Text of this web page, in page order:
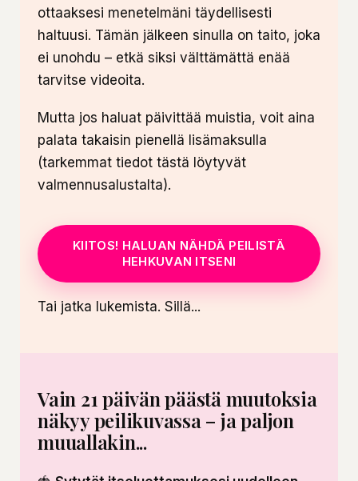
ottaaksesi menetelmäni täydellisesti
haltuusi. Tämän jälkeen sinulla on taito, joka
ei unohdu – etkä siksi välttämättä enää
tarvitse videoita.
Mutta jos haluat päivittää muistia, voit aina
palata takaisin pienellä lisämaksulla
(tarkemmat tiedot tästä löytyvät
valmennusalustalta).
KIITOS! HALUAN NÄHDÄ PEILISTÄ
HEHKUVAN ITSENI
Tai jatka lukemista. Sillä...
Vain 21 päivän päästä muutoksia
näkyy peilikuvassa – ja paljon
muuallakin...